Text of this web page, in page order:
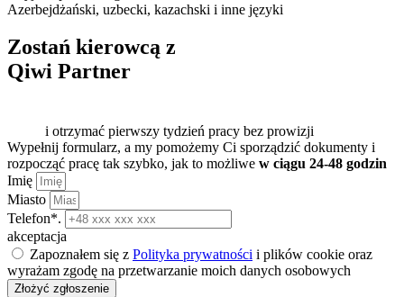
Azerbejdżański, uzbecki, kazachski i inne języki
Zostań kierowcą z
Qiwi Partner
i otrzymać pierwszy tydzień pracy bez prowizji
Wypełnij formularz, a my pomożemy Ci sporządzić dokumenty i
rozpocząć pracę tak szybko, jak to możliwe w ciągu 24-48 godzin
Imię
Miasto
Telefon*.
akceptacja
Zapoznałem się z Polityka prywatności i plików cookie oraz
wyrażam zgodę na przetwarzanie moich danych osobowych
Złożyć zgłoszenie